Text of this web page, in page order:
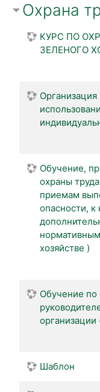
Охрана
КУРС ПО
ЗЕЛЕНОГО
Обучение,
охраны
приемам
опасности,
хозяйстве )
Обучение по
Шаблон